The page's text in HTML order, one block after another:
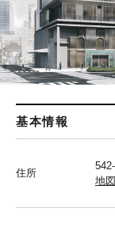
基本情報
住所
地